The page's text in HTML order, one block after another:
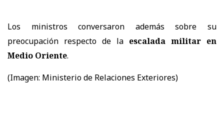
Los ministros conversaron además sobre su
preocupación respecto de la escalada militar en
Medio Oriente.
(Imagen: Ministerio de Relaciones Exteriores)